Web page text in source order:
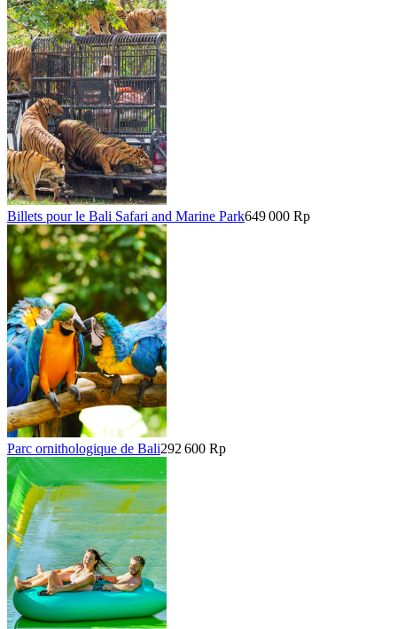
Billets pour le Bali Safari and Marine Park649 000 Rp
Parc ornithologique de Bali292 600 Rp